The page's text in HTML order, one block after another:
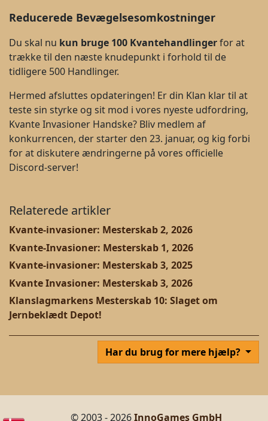
Reducerede Bevægelsesomkostninger
Du skal nu kun bruge 100 Kvantehandlingerfor at
trække til den næste knudepunkt i forhold til de
tidligere 500 Handlinger.
Hermed afsluttes opdateringen! Er din Klan klar til at
teste sin styrke og sit mod i vores nyeste udfordring,
Kvante Invasioner Handske? Bliv medlem af
konkurrencen, der starter den 23. januar, og kig forbi
for at diskutere ændringerne på vores officielle
Discord-server!
Relaterede artikler
Kvante-invasioner: Mesterskab 2, 2026
Kvante-Invasioner: Mesterskab 1, 2026
Kvante-invasioner: Mesterskab 3, 2025
Kvante Invasioner: Mesterskab 3, 2026
Klanslagmarkens Mesterskab 10: Slaget om
Jernbeklædt Depot!
Har du brug for mere hjælp?
© 2003 - 2026InnoGames GmbH